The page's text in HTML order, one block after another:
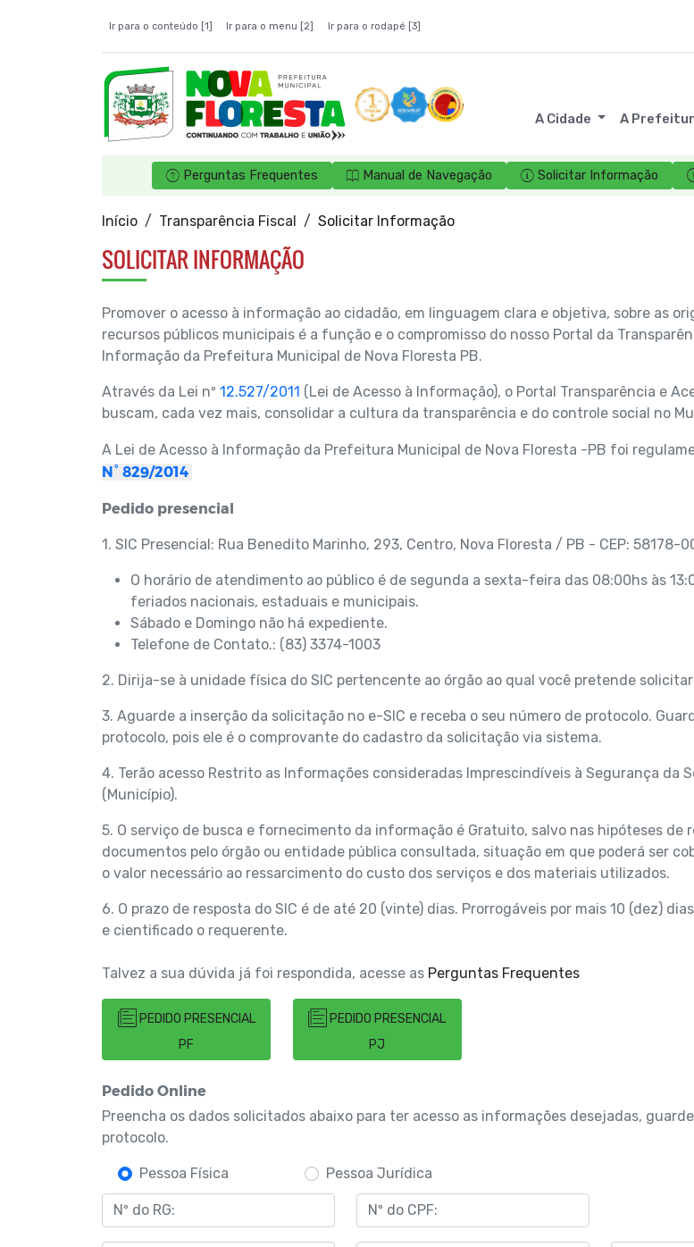
Ir para o conteúdo [1] Ir para o menu [2] Ir para o rodapé [3]
A Cidade A
Perguntas Frequentes Manual de Navegação Solicitar Informação
Início Transparência Fiscal Solicitar Informação
SOLICITAR INFORMAÇÃO
Promover o acesso à informação ao cidadão, em linguagem clara e objetiva, sobre as
recursos públicos municipais é a função e o compromisso do nosso Portal da
Informação da Prefeitura Municipal de Nova Floresta PB.
Através da Lei nº 12.527/2011 (Lei de Acesso à Informação), o Portal Transparência e
buscam, cada vez mais, consolidar a cultura da transparência e do controle social no
A Lei de Acesso à Informação da Prefeitura Municipal de Nova Floresta -PB foi
N° 829/2014
Pedido presencial
1. SIC Presencial: Rua Benedito Marinho, 293, Centro, Nova Floresta / PB - CEP: 58178-
O horário de atendimento ao público é de segunda a sexta-feira das 08:00hs às
feriados nacionais, estaduais e municipais.
Sábado e Domingo não há expediente.
Telefone de Contato.: (83) 3374-1003
2. Dirija-se à unidade física do SIC pertencente ao órgão ao qual você pretende
3. Aguarde a inserção da solicitação no e-SIC e receba o seu número de protocolo.
protocolo, pois ele é o comprovante do cadastro da solicitação via sistema.
4. Terão acesso Restrito as Informações consideradas Imprescindíveis à Segurança da
(Município).
5. O serviço de busca e fornecimento da informação é Gratuito, salvo nas hipóteses de
documentos pelo órgão ou entidade pública consultada, situação em que poderá ser
o valor necessário ao ressarcimento do custo dos serviços e dos materiais utilizados.
6. O prazo de resposta do SIC é de até 20 (vinte) dias. Prorrogáveis por mais 10 (dez)
e cientificado o requerente.
Talvez a sua dúvida já foi respondida, acesse as Perguntas Frequentes
PEDIDO PRESENCIAL
PF
PEDIDO PRESENCIAL
PJ
Pedido Online
Preencha os dados solicitados abaixo para ter acesso as informações desejadas,
protocolo.
Pessoa Física Pessoa Jurídica